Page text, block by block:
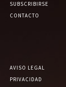
SUBSCRIBIRSE
CONTACTO
AVISO LEGAL
PRIVACIDAD